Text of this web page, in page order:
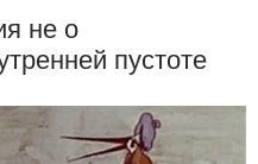
не о
пустоте